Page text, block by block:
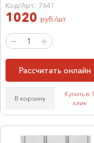
Код/Арт.: 7641
1020 руб./шт
Рассчитать онлайн
В корзину
Купить в 1
клик